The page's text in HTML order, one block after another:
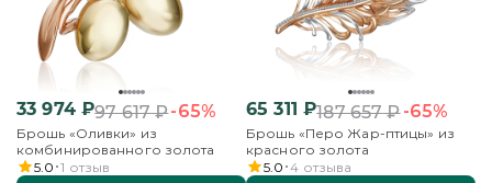
33 974₽97 617₽-65%
Брошь «Оливки» из
комбинированного золота
5.0 1 отзыв
65 311 ₽187 657₽-65%
Брошь «Перо Жар-птицы» из
красного золота
5.0 4 отзыва